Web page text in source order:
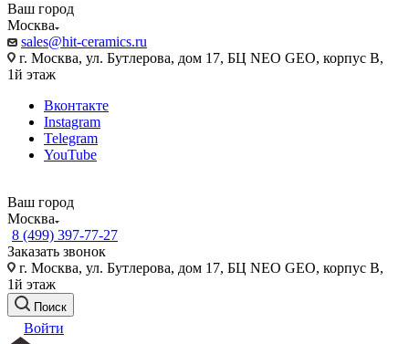
Ваш город
Москва
sales@hit-ceramics.ru
г. Москва, ул. Бутлерова, дом 17, БЦ NEO GEO, корпус В,
1й этаж
Вконтакте
Instagram
Telegram
YouTube
Ваш город
Москва
8 (499) 397-77-27
Заказать звонок
г. Москва, ул. Бутлерова, дом 17, БЦ NEO GEO, корпус В,
1й этаж
Поиск
Войти